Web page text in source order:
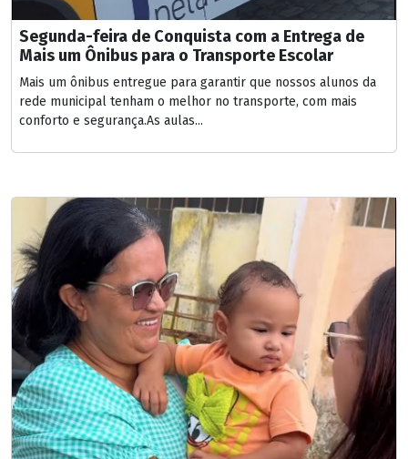
Segunda-feira de Conquista com a Entrega de
Mais um Ônibus para o Transporte Escolar
Mais um ônibus entregue para garantir que nossos alunos da
rede municipal tenham o melhor no transporte, com mais
conforto e segurança.As aulas...